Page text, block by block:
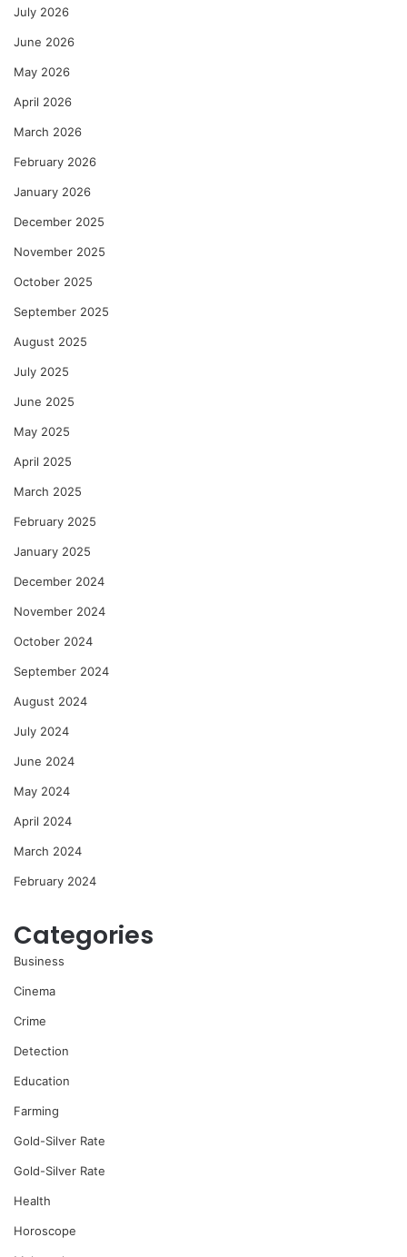
July 2026
June 2026
May 2026
April 2026
March 2026
February 2026
January 2026
December 2025
November 2025
October 2025
September 2025
August 2025
July 2025
June 2025
May 2025
April 2025
March 2025
February 2025
January 2025
December 2024
November 2024
October 2024
September 2024
August 2024
July 2024
June 2024
May 2024
April 2024
March 2024
February 2024
Categories
Business
Cinema
Crime
Detection
Education
Farming
Gold-Silver Rate
Gold-Silver Rate
Health
Horoscope